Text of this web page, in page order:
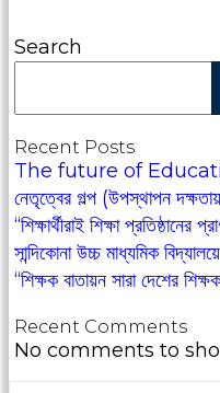
Search
Recent Posts
The future of
নেতৃত্বের গল্প (উপস্থাপন
‘‘শিক্ষার্থীরাই শিক্ষা
সান্দিকোনা উচ্চ মাধ্যমিক
‘‘শিক্ষক বাতায়ন সারা দেশের
Recent Comments
No comments to